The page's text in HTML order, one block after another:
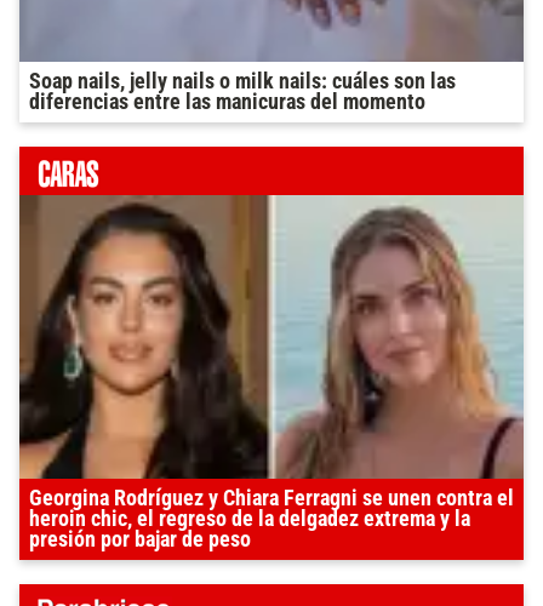
Soap nails, jelly nails o milk nails: cuáles son las
diferencias entre las manicuras del momento
Georgina Rodríguez y Chiara Ferragni se unen contra el
heroin chic, el regreso de la delgadez extrema y la
presión por bajar de peso